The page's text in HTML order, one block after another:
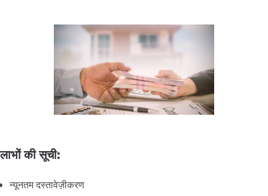
लाभों की सूची:
न्यूनतम दस्तावेज़ीकरण